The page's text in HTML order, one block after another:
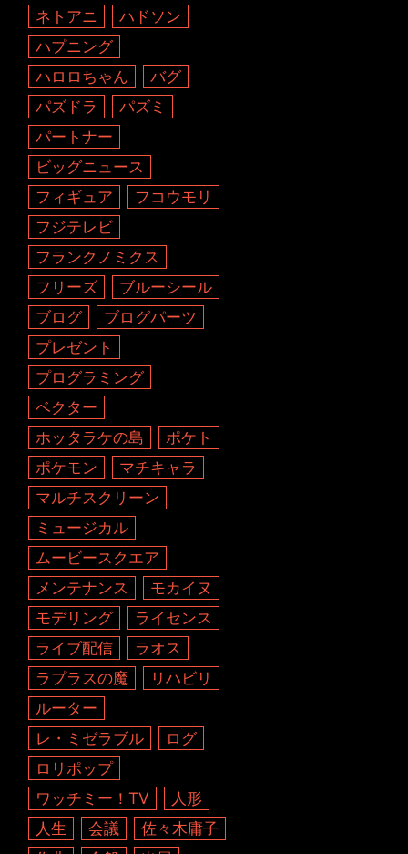
ネトアニ
ハドソン
ハプニング
ハロロちゃん
バグ
パズドラ
パズミ
パートナー
ビッグニュース
フィギュア
フコウモリ
フジテレビ
フランクノミクス
フリーズ
ブルーシール
ブログ
ブログパーツ
プレゼント
プログラミング
ベクター
ホッタラケの島
ポケト
ポケモン
マチキャラ
マルチスクリーン
ミュージカル
ムービースクエア
メンテナンス
モカイヌ
モデリング
ライセンス
ライブ配信
ラオス
ラプラスの魔
リハビリ
ルーター
レ・ミゼラブル
ログ
ロリポップ
ワッチミー！TV
人形
人生
会議
佐々木庸子